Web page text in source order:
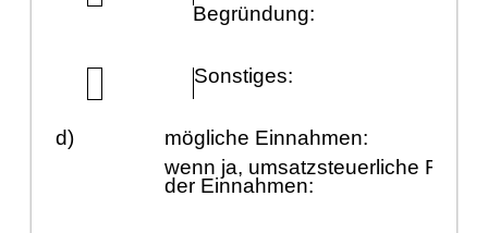
Begründung:
Sonstiges:
d) mögliche Einnahmen:
wenn ja, umsatzsteuerliche
der Einnahmen: